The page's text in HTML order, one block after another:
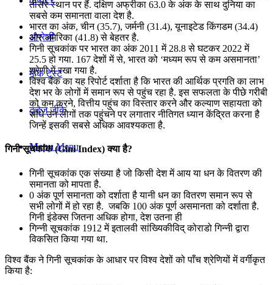
अंग्रेजी
मॉक टेस्ट
टुडेज जीके
Menu Menu
तीसरे स्थान पर हैं. दक्षिण अफ्रीका 63.0 के अंक के साथ दुनिया का
सबसे कम समानता वाला देश है.
भारत का अंक, चीन (35.7), जर्मनी (31.4), यूनाइटेड किंगडम (34.4)
और अमेरिका (41.8) से बेहतर है.
गिनी सूचकांक पर भारत का अंक 2011 में 28.8 से घटकर 2022 में
25.5 हो गया. 167 देशों में से, भारत को ‘मध्यम रूप से कम असमानता’
श्रेणी में रखा गया है.
विश्व बैंक का यह रिपोर्ट दर्शाता है कि भारत की आर्थिक प्रगति का लाभ
देश भर के लोगों में समान रूप से पहुंच रहा है. इस सफलता के पीछे गरीबी
को कम करने, वित्तीय पहुंच का विस्तार करने और कल्याण सहायता को
सीधे उन लोगों तक पहुंचने पर लगातार नीतिगत ध्यान केंद्रित करना है
जिन्हें इसकी सबसे अधिक आवश्यकता है.
गिनी सूचकांक (Gini Index) क्या है?
गिनी सूचकांक एक संख्या है जो किसी देश में आय या धन के वितरण की
समानता को मापता है.
0 अंक पूर्ण समानता को दर्शाता है यानी धन का वितरण समान रूप से
सभी लोगों में हो रहा है. जबकि 100 अंक पूर्ण असमानता को दर्शाता है.
गिनी इंडेक्स जितना अधिक होगा, देश उतना ही
गिन्नी सूचकांक 1912 में इतालवी सांख्यिकीविद् कोराडो गिन्नी द्वारा
विकसित किया गया था.
विश्व बैंक ने गिनी सूचकांक के आधार पर विश्व देशों को पाँच श्रेणियों में वर्गीकृत
किया है: